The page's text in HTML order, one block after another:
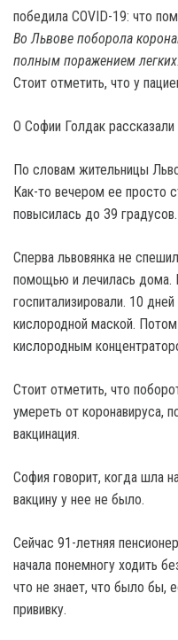
Во Львове поборола
полным поражением
Стоит отметить, что у
О Софии Голдак
По словам жительницы
Как-то вечером ее просто
повысилась до 39 градусов.
Сперва львовянка не
помощью и лечилась дома.
госпитализировали. 10
кислородной маской.
кислородным
Стоит отметить, что
умереть от коронавируса,
вакцинация.
София говорит, когда шла
вакцину у нее не было.
Сейчас 91-летняя
начала понемногу ходить
что не знает, что было бы,
прививку.